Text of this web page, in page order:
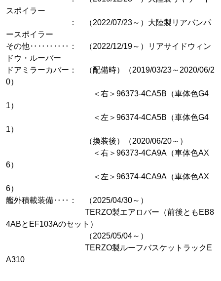
スポイラー
： （2022/07/23～）大陸製リアバンパ
ースポイラー
その他‥‥‥‥‥： （2022/12/19～）リアサイドウィン
ドウ・ルーバー
ドアミラーカバー： （配備時）（2019/03/23～2020/06/2
0）
＜右＞96373-4CA5B（車体色G4
1）
＜左＞96374-4CA5B（車体色G4
1）
（換装後）（2020/06/20～）
＜右＞96373-4CA9A（車体色AX
6）
＜左＞96374-4CA9A（車体色AX
6）
艦外積載装備‥‥： （2025/04/30～）
TERZO製エアロバー（前後ともEB8
4ABとEF103Aのセット）
（2025/05/04～）
TERZO製ルーフバスケットラックE
A310